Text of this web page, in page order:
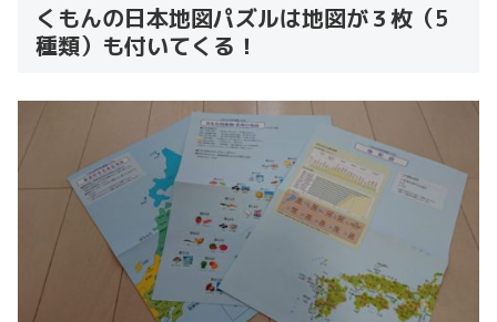
くもんの日本地図パズルは地図が３枚（5
種類）も付いてくる！